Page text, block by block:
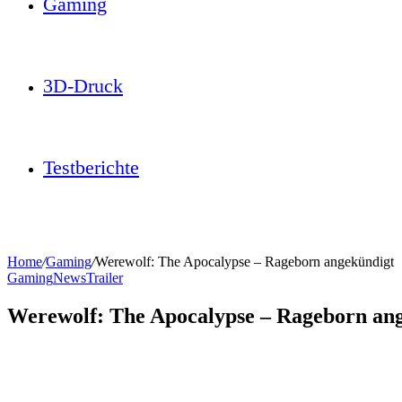
3D-Druck
Testberichte
Home/Gaming/Werewolf: The Apocalypse – Rageborn angekündigt
GamingNewsTrailer
Werewolf: The Apocalypse – Rageborn